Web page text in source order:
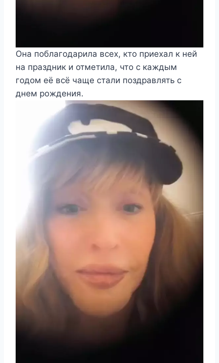
Она поблагодарила всех, кто приехал к ней
на праздник и отметила, что с каждым
годом её всё чаще стали поздравлять с
днем рождения.